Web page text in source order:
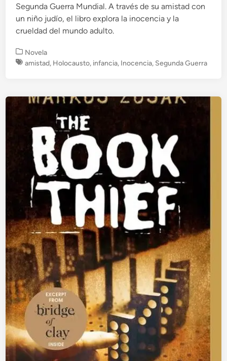
Segunda Guerra Mundial. A través de su amistad con
un niño judío, el libro explora la inocencia y la
crueldad del mundo adulto.
P
u
i
Novela
amistad, Holocausto, infancia, Inocencia, Segunda Guerra